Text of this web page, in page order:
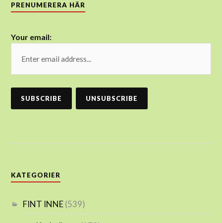
PRENUMERERA HÄR
Your email:
KATEGORIER
FINT INNE(539)